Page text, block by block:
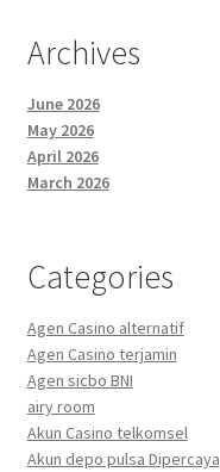
Archives
June 2026
May 2026
April 2026
March 2026
Categories
Agen Casino alternatif
Agen Casino terjamin
Agen sicbo BNI
airy room
Akun Casino telkomsel
Akun depo pulsa Dipercaya